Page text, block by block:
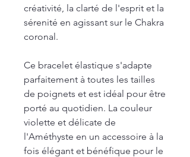
créativité, la clarté de l'esprit et la
sérenité en agissant sur le Chakra
coronal.
Ce bracelet élastique s'adapte
parfaitement à toutes les tailles
de poignets et est idéal pour être
porté au quotidien. La couleur
violette et délicate de
l'Améthyste en un accessoire à la
fois élégant et bénéfique pour le